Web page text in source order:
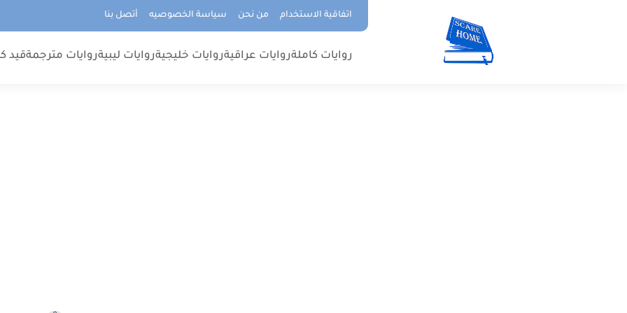
اتفاقية الاستخدام من نحن سياسة الخصوصيه أتصل بنا
روايات كاملةروايات عراقيةروايات خليجيةروايات ليبيةروايات مترجمةقيد